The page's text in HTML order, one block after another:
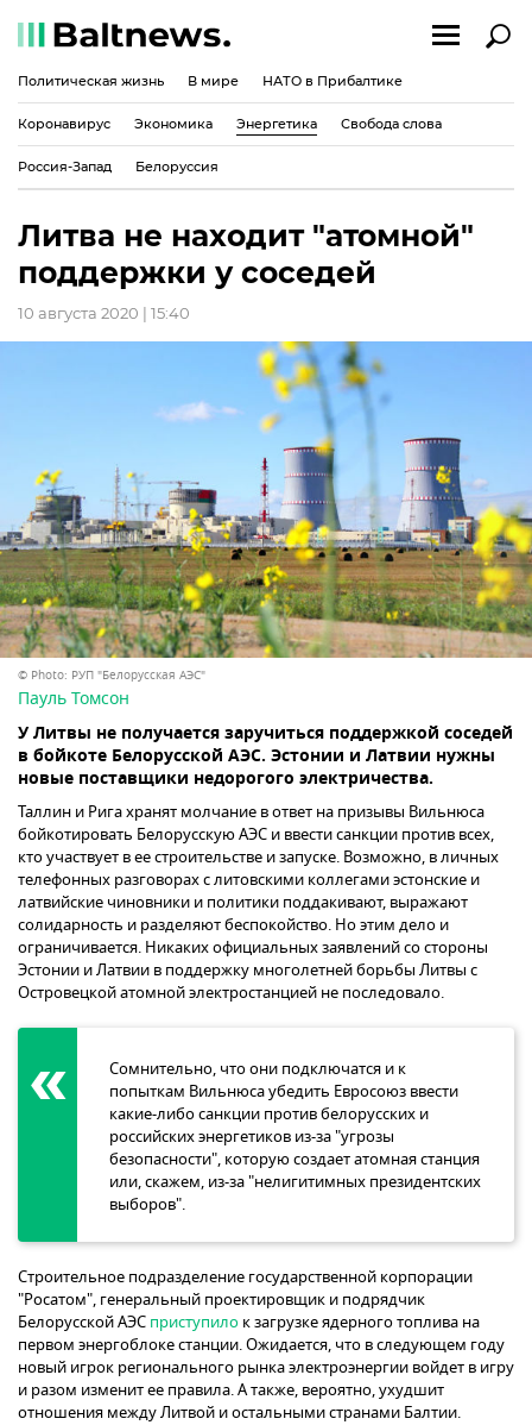
Политическая жизнь В мире НАТО в Прибалтике
Коронавирус Экономика Энергетика Свобода слова
Россия-Запад Белоруссия
Литва не находит "атомной"
поддержки у соседей
10 августа 2020 | 15:40
© Photo: РУП "Белорусская АЭС"
Пауль Томсон
У Литвы не получается заручиться поддержкой соседей
в бойкоте Белорусской АЭС. Эстонии и Латвии нужны
новые поставщики недорогого электричества.
Таллин и Рига хранят молчание в ответ на призывы Вильнюса
бойкотировать Белорусскую АЭС и ввести санкции против всех,
кто участвует в ее строительстве и запуске. Возможно, в личных
телефонных разговорах с литовскими коллегами эстонские и
латвийские чиновники и политики поддакивают, выражают
солидарность и разделяют беспокойство. Но этим дело и
ограничивается. Никаких официальных заявлений со стороны
Эстонии и Латвии в поддержку многолетней борьбы Литвы с
Островецкой атомной электростанцией не последовало.
Сомнительно, что они подключатся и к
попыткам Вильнюса убедить Евросоюз ввести
какие-либо санкции против белорусских и
российских энергетиков из-за "угрозы
безопасности", которую создает атомная станция
или, скажем, из-за "нелигитимных президентских
выборов".
Строительное подразделение государственной корпорации
"Росатом", генеральный проектировщик и подрядчик
Белорусской АЭС приступило к загрузке ядерного топлива на
первом энергоблоке станции. Ожидается, что в следующем году
новый игрок регионального рынка электроэнергии войдет в игру
и разом изменит ее правила. А также, вероятно, ухудшит
отношения между Литвой и остальными странами Балтии.